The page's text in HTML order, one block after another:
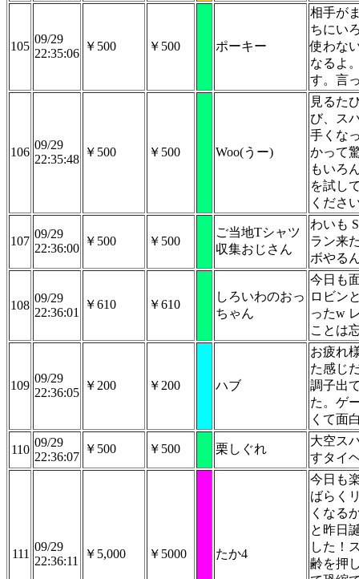
105
09/29
22:35:06
￥500 ￥500 ポーキー
相手が
ちにい
使わな
なるよ
す。言
106
09/29
22:35:48
￥500 ￥500 Woo(うー)
見るた
び、ス
手くな
かって
もいろ
を試し
くださ
107
09/29
22:36:00
￥500 ￥500
ご当地Tシャツ
収集おじさん
わいも
ラン来
ボやる
108
09/29
22:36:01
￥610 ￥610
しろいわのおっ
ちゃん
今日も
ロビン
ったw
ことは
109
09/29
22:36:05
￥200 ￥200 ハブ
お疲れ
た感じ
調子出
た。ゲ
くて面
110
09/29
22:36:07
￥500 ￥500 栗しぐれ
大空ス
すタイ
111
09/29
22:36:11
￥5,000 ￥5000 たか4
今日も
ばらく
くなる
と昨日
した！
齢を押